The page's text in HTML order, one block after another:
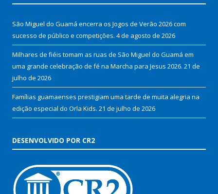
São Miguel do Guamá encerra os Jogos de Verão 2026 com
sucesso de público e competições. 4 de agosto de 2026
Milhares de fiéis tomam as ruas de São Miguel do Guamá em
uma grande celebração de fé na Marcha para Jesus 2026. 21 de
julho de 2026
Famílias guamaenses prestigiam uma tarde de muita alegria na
edição especial do Orla Kids. 21 de julho de 2026
DESENVOLVIDO POR CR2